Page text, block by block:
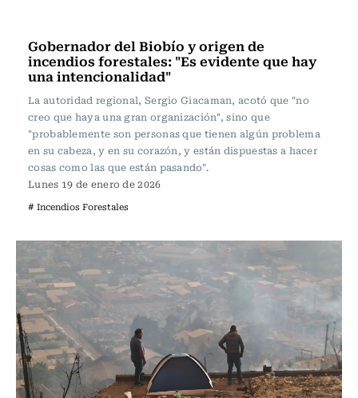
Gobernador del Biobío y origen de
incendios forestales: "Es evidente que hay
una intencionalidad"
La autoridad regional, Sergio Giacaman, acotó que "no
creo que haya una gran organización", sino que
"probablemente son personas que tienen algún problema
en su cabeza, y en su corazón, y están dispuestas a hacer
cosas como las que están pasando".
Lunes 19 de enero de 2026
# Incendios Forestales